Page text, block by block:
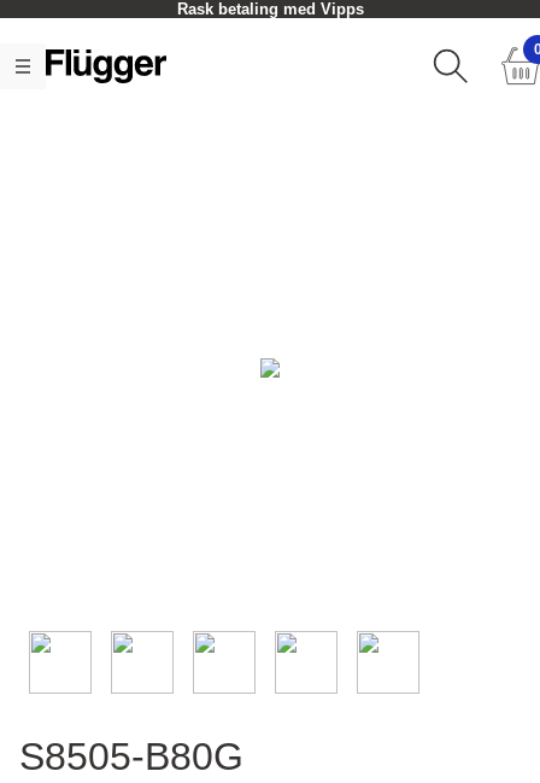
Rask betaling med Vipps
S8505-B80G